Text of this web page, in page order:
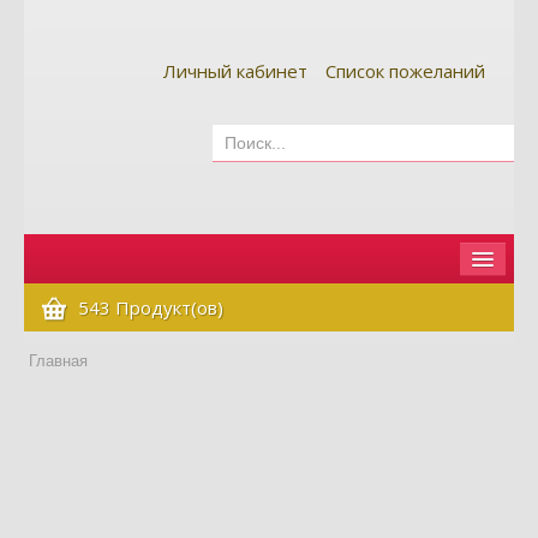
Личный кабинет Список пожеланий
Главная
Как сделать заказ
543 Продукт(ов)
Главная